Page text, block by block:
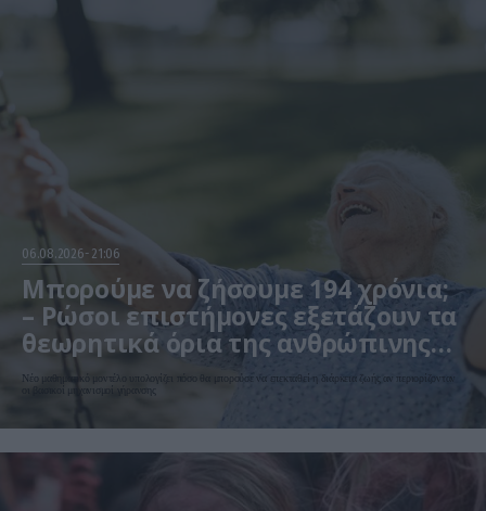
06.08.2026 21:06
Μπορούμε να ζήσουμε 194 χρόνια;
– Ρώσοι επιστήμονες εξετάζουν τα
θεωρητικά όρια της ανθρώπινης
ζωής
Νέο μαθηματικό μοντέλο υπολογίζει πόσο θα μπορούσε να επεκταθεί η διάρκεια ζωής αν περιορίζονταν
οι βασικοί μηχανισμοί γήρανσης